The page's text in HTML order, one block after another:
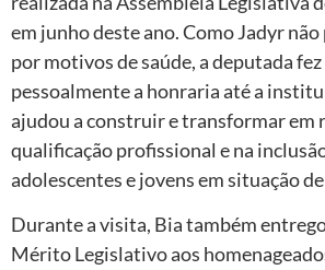
em junho deste ano. Como Jadyr
por motivos de saúde, a deputada
pessoalmente a honraria até a
ajudou a construir e transformar em
qualificação profissional e na
adolescentes e jovens em situação
Durante a visita, Bia também
Mérito Legislativo aos